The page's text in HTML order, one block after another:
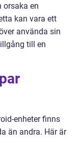
orsaka en
kan vara ett
använda sin
till en
enheter finns
än andra. Här är